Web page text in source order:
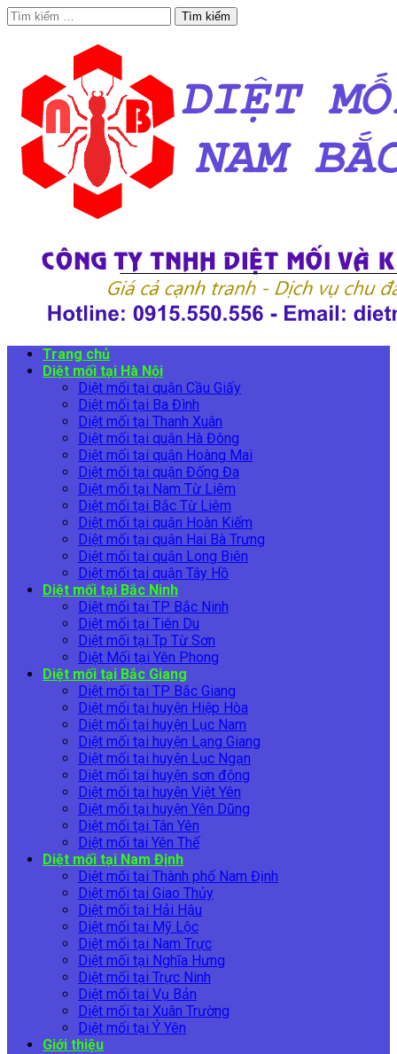
Tìm
kiếm
Trang chủ
Diệt mối tại Hà Nội
Diệt mối tại quận Cầu Giấy
Diệt mối tại Ba Đình
Diệt mối tại Thanh Xuân
Diệt mối tại quận Hà Đông
Diệt mối tại quận Hoàng Mai
Diệt mối tại quận Đống Đa
Diệt mối tại Nam Từ Liêm
Diệt mối tại Bắc Từ Liêm
Diệt mối tại quận Hoàn Kiếm
Diệt mối tại quận Hai Bà Trưng
Diệt mối tại quận Long Biên
Diệt mối tại quận Tây Hồ
Diệt mối tại Bắc Ninh
Diệt mối tại TP Bắc Ninh
Diệt mối tại Tiên Du
Diệt mối tại Tp Từ Sơn
Diệt Mối tại Yên Phong
Diệt mối tại Bắc Giang
Diệt mối tại TP Bắc Giang
Diệt mối tại huyện Hiệp Hòa
Diệt mối tại huyện Lục Nam
Diệt mối tại huyện Lạng Giang
Diệt mối tại huyện Lục Ngạn
Diệt mối tại huyện sơn động
Diệt mối tại huyện Việt Yên
Diệt mối tại huyện Yên Dũng
Diệt mối tại Tân Yên
Diệt mối tai Yên Thế
Diệt mối tại Nam Định
Diệt mối tại Thành phố Nam Định
Diệt mối tại Giao Thủy
Diệt mối tại Hải Hậu
Diệt mối tại Mỹ Lộc
Diệt mối tại Nam Trực
Diệt mối tại Nghĩa Hưng
Diệt mối tại Trực Ninh
Diệt mối tại Vụ Bản
Diệt mối tại Xuân Trường
Diệt mối tại Ý Yên
Giới thiệu